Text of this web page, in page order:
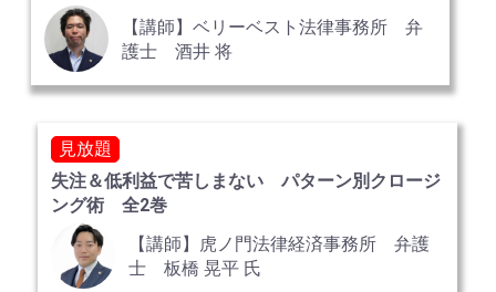
【講師】ベリーベスト法律事務所 弁
護士 酒井 将
見放題
失注＆低利益で苦しまない パターン別クロージ
ング術 全2巻
【講師】虎ノ門法律経済事務所 弁護
士 板橋 晃平 氏